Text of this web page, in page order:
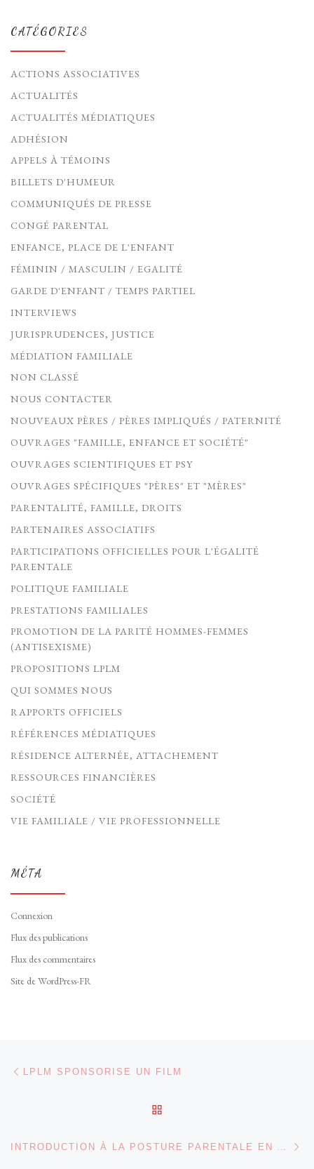
CATÉGORIES
ACTIONS ASSOCIATIVES
ACTUALITÉS
ACTUALITÉS MÉDIATIQUES
ADHÉSION
APPELS À TÉMOINS
BILLETS D'HUMEUR
COMMUNIQUÉS DE PRESSE
CONGÉ PARENTAL
ENFANCE, PLACE DE L'ENFANT
FÉMININ / MASCULIN / EGALITÉ
GARDE D'ENFANT / TEMPS PARTIEL
INTERVIEWS
JURISPRUDENCES, JUSTICE
MÉDIATION FAMILIALE
NON CLASSÉ
NOUS CONTACTER
NOUVEAUX PÈRES / PÈRES IMPLIQUÉS / PATERNITÉ
OUVRAGES "FAMILLE, ENFANCE ET SOCIÉTÉ"
OUVRAGES SCIENTIFIQUES ET PSY
OUVRAGES SPÉCIFIQUES "PÈRES" ET "MÈRES"
PARENTALITÉ, FAMILLE, DROITS
PARTENAIRES ASSOCIATIFS
PARTICIPATIONS OFFICIELLES POUR L'ÉGALITÉ
PARENTALE
POLITIQUE FAMILIALE
PRESTATIONS FAMILIALES
PROMOTION DE LA PARITÉ HOMMES-FEMMES
(ANTISEXISME)
PROPOSITIONS LPLM
QUI SOMMES NOUS
RAPPORTS OFFICIELS
RÉFÉRENCES MÉDIATIQUES
RÉSIDENCE ALTERNÉE, ATTACHEMENT
RESSOURCES FINANCIÈRES
SOCIÉTÉ
VIE FAMILIALE / VIE PROFESSIONNELLE
MÉTA
Connexion
Flux des publications
Flux des commentaires
Site de WordPress-FR
Parcourir les articles
LPLM SPONSORISE UN FILM